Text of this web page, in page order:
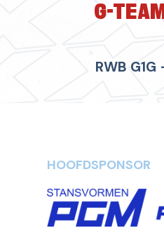
G-TEAM
RWB
HOOFDSPONSOR